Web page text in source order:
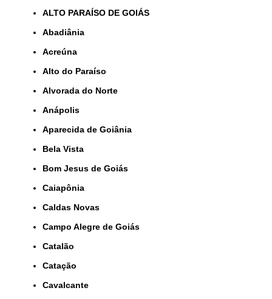
ALTO PARAÍSO DE GOIÁS
Abadiânia
Acreúna
Alto do Paraíso
Alvorada do Norte
Anápolis
Aparecida de Goiânia
Bela Vista
Bom Jesus de Goiás
Caiapônia
Caldas Novas
Campo Alegre de Goiás
Catalão
Catação
Cavalcante